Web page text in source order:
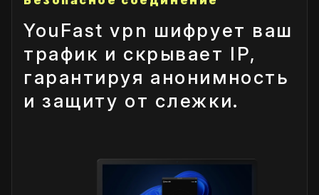
YouFast vpn шифрует ваш
трафик и скрывает IP,
гарантируя анонимность
и защиту от слежки.